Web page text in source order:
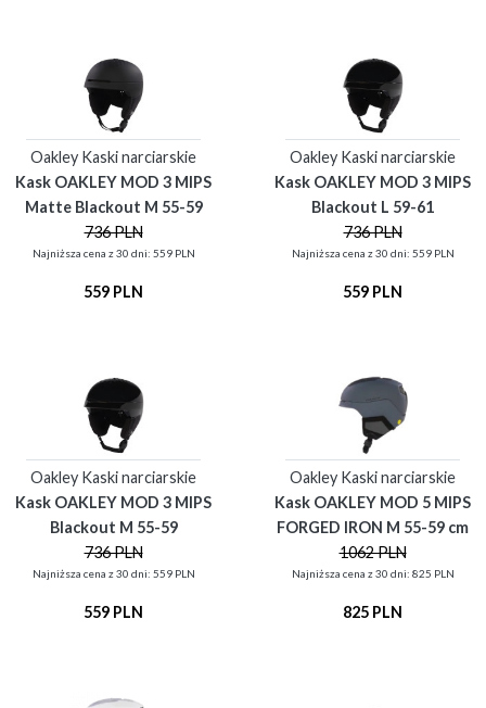
Oakley Kaski narciarskie
Kask OAKLEY MOD 3 MIPS
Matte Blackout M 55-59
736 PLN
Najniższa cena z 30 dni: 559 PLN
559 PLN
Oakley Kaski narciarskie
Kask OAKLEY MOD 3 MIPS
Blackout L 59-61
736 PLN
Najniższa cena z 30 dni: 559 PLN
559 PLN
Oakley Kaski narciarskie
Kask OAKLEY MOD 3 MIPS
Blackout M 55-59
736 PLN
Najniższa cena z 30 dni: 559 PLN
559 PLN
Oakley Kaski narciarskie
Kask OAKLEY MOD 5 MIPS
FORGED IRON M 55-59 cm
1062 PLN
Najniższa cena z 30 dni: 825 PLN
825 PLN